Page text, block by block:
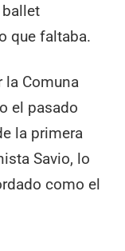
que faltaba.
la Comuna
el pasado
la primera
Savio, lo
como el